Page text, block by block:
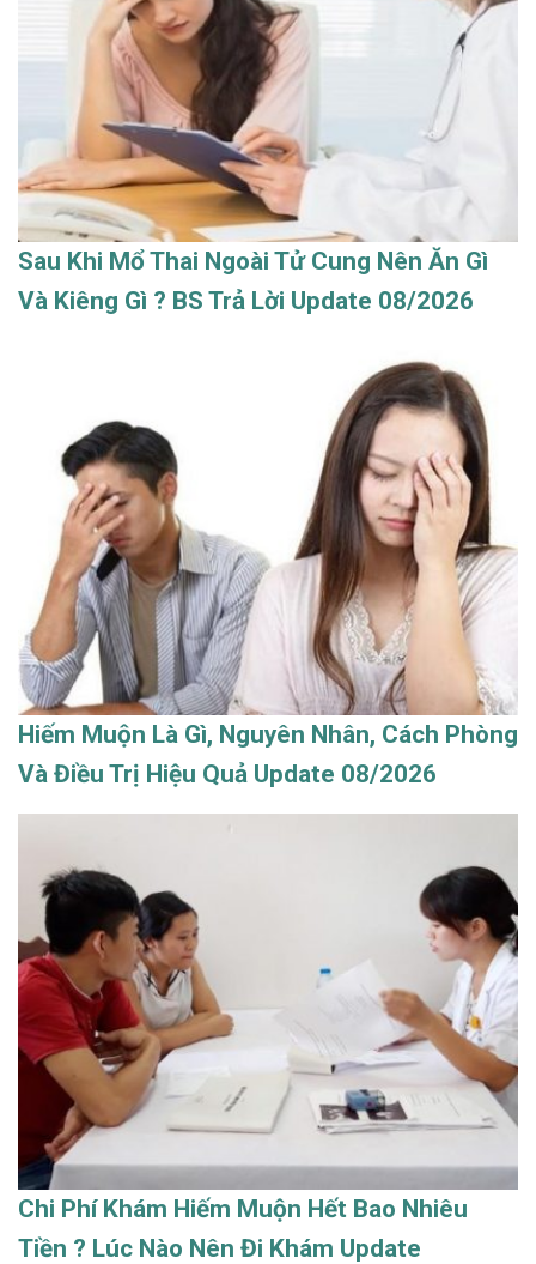
Sau Khi Mổ Thai Ngoài Tử Cung Nên Ăn Gì
Và Kiêng Gì ? BS Trả Lời Update 08/2026
Hiếm Muộn Là Gì, Nguyên Nhân, Cách Phòng
Và Điều Trị Hiệu Quả Update 08/2026
Chi Phí Khám Hiếm Muộn Hết Bao Nhiêu
Tiền ? Lúc Nào Nên Đi Khám Update